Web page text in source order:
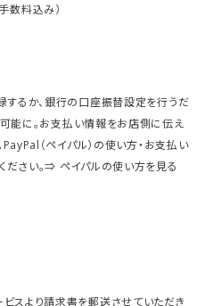
数料込み）
するか、銀行の口座振替設定を行うだ
能に。お支払い情報をお店側に伝え
（ペイパル）の使い方・お支払い
ださい。⇒ ペイパルの使い方を見る
スより請求書を郵送させていただき